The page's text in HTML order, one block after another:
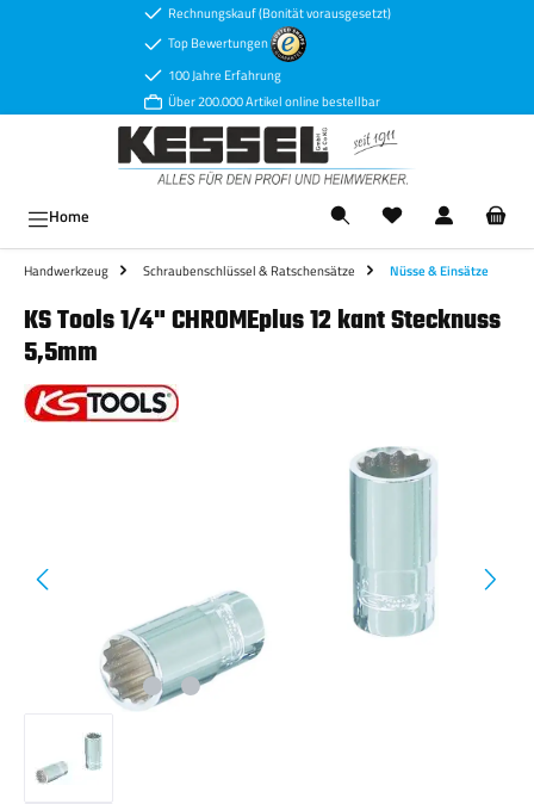
Zum Hauptinhalt springenRechnungskauf (Bonität vorausgesetzt)
Top Bewertungen
100 Jahre Erfahrung
Über 200.000 Artikel online bestellbar
Home
Handwerkzeug Schraubenschlüssel & Ratschensätze Nüsse & Einsätze
KS Tools 1/4" CHROMEplus 12 kant Stecknuss
5,5mm